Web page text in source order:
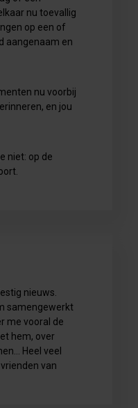
nu toevallig
op een of
aangenaam en
nu voorbij
en jou
niet: op de
nieuws.
samengewerkt
me vooral de
hem, over
Heel veel
van